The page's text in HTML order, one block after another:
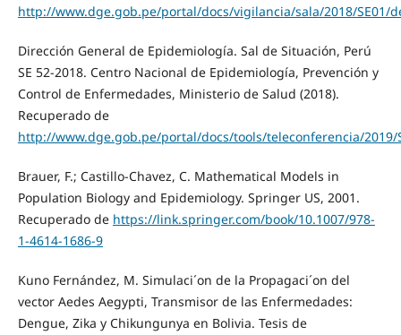
http://www.dge.gob.pe/portal/docs/vigilancia/sala/2018/SE01/
Dirección General de Epidemiología. Sal de Situación, Perú
SE 52-2018. Centro Nacional de Epidemiología, Prevención y
Control de Enfermedades, Ministerio de Salud (2018).
Recuperado de
http://www.dge.gob.pe/portal/docs/tools/teleconferencia/2019/
Brauer, F.; Castillo-Chavez, C. Mathematical Models in
Population Biology and Epidemiology. Springer US, 2001.
Recuperado de https://link.springer.com/book/10.1007/978-
1-4614-1686-9
Kuno Fernández, M. Simulaci´on de la Propagaci´on del
vector Aedes Aegypti, Transmisor de las Enfermedades:
Dengue, Zika y Chikungunya en Bolivia. Tesis de